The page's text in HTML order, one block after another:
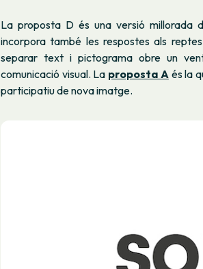
La proposta D és una versió
incorpora també les respostes als
separar text i pictograma obre un
comunicació visual. La proposta A és la
participatiu de nova imatge.